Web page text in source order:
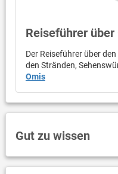
Reiseführer über
Der Reiseführer über
den Stränden,
Omis
Gut zu wissen